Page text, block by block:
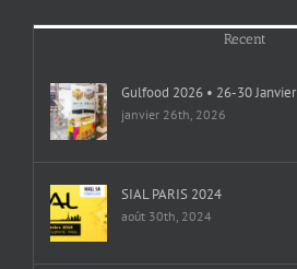
Recent
Gulfood 2026 • 26-30 Janvier
janvier 26th, 2026
SIAL PARIS 2024
août 30th, 2024